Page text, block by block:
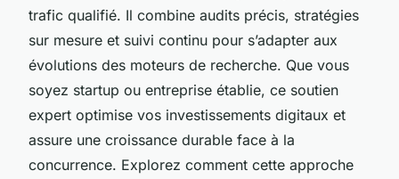
trafic qualifié. Il combine audits précis, stratégies
sur mesure et suivi continu pour s’adapter aux
évolutions des moteurs de recherche. Que vous
soyez startup ou entreprise établie, ce soutien
expert optimise vos investissements digitaux et
assure une croissance durable face à la
concurrence. Explorez comment cette approche